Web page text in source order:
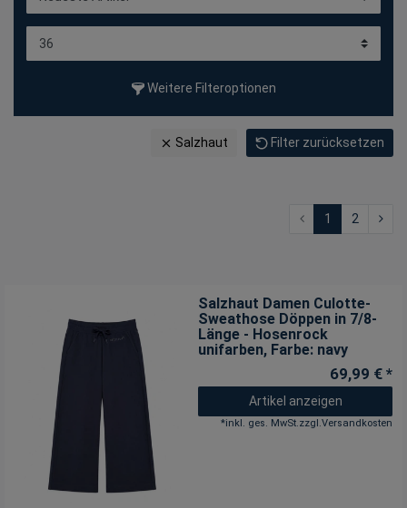
Weitere Filteroptionen
Salzhaut Filter zurücksetzen
1 2
Salzhaut Damen Culotte-
Sweathose Döppen in 7/8-
Länge - Hosenrock
unifarben, Farbe: navy
69,99 € *
Artikel anzeigen
*inkl. ges. MwSt. zzgl. Versandkosten